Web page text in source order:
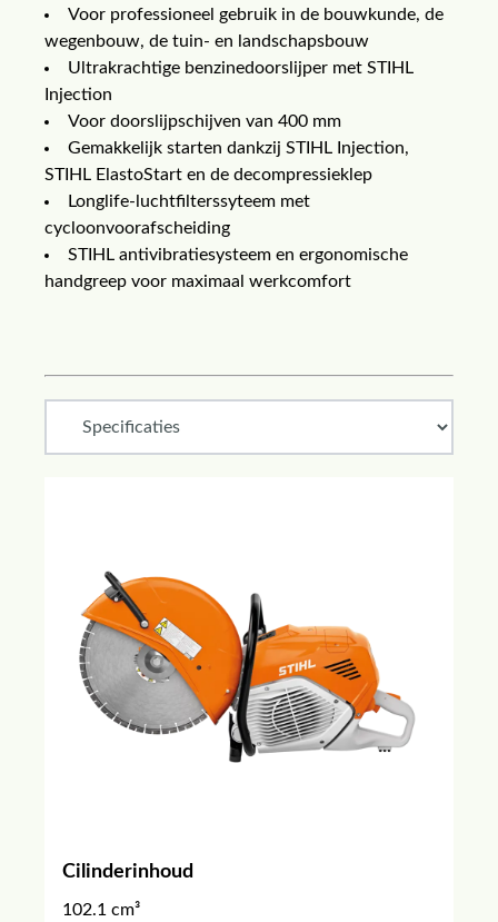
Voor professioneel gebruik in de bouwkunde, de
wegenbouw, de tuin- en landschapsbouw
Ultrakrachtige benzinedoorslijper met STIHL
Injection
Voor doorslijpschijven van 400 mm
Gemakkelijk starten dankzij STIHL Injection,
STIHL ElastoStart en de decompressieklep
Longlife-luchtfilterssyteem met
cycloonvoorafscheiding
STIHL antivibratiesysteem en ergonomische
handgreep voor maximaal werkcomfort
Cilinderinhoud
102.1 cm³